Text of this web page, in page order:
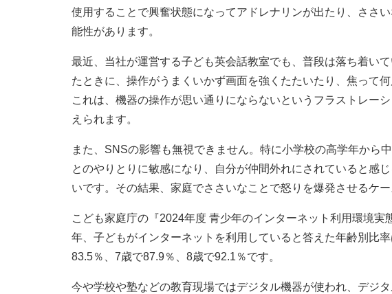
使用することで興奮状態になってアドレナリンが出たり、ささ
能性があります。
最近、当社が運営する子ども英会話教室でも、普段は落ち着い
たときに、操作がうまくいかず画面を強くたたいたり、焦って
これは、機器の操作が思い通りにならないというフラストレー
えられます。
また、SNSの影響も無視できません。特に小学校の高学年から
とのやりとりに敏感になり、自分が仲間外れにされていると感
いです。その結果、家庭でささいなことで怒りを爆発させるケー
こども家庭庁の『2024年度 青少年のインターネット利用環境実
年、子どもがインターネットを利用していると答えた年齢別比
83.5％、7歳で87.9％、8歳で92.1％です。
今や学校や塾などの教育現場ではデジタル機器が使われ、デジ